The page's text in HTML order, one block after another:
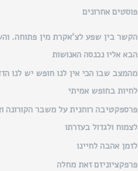
פוסטים אחרונים
הקשר בין שפע לצ’אקרת מין פתוחה.
הבא אליו נכנסה האנושות
מהמצב שבו הכי אין לנו חופש יש לנו
לחיות בחופש אמיתי
פרספקטיבה רוחנית על משבר הקורונה
לצמוח ולגדול בעזרתו
לזמן אהבה לחיינו
פרפקציוניזם זאת מחלה